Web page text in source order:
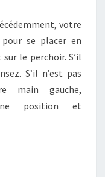
votre
se placer en
le perchoir. S’il
S’il n’est pas
main gauche,
position et